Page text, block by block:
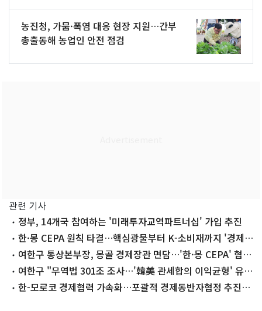
농진청, 가뭄·폭염 대응 현장 지원…간부
총출동해 농업인 안전 점검
관련 기사
정부, 14개국 참여하는 '미래투자교역파트너십' 가입 추진
한·몽 CEPA 원칙 타결…핵심광물부터 K-소비재까지 '경제
동맹' 새 장
여한구 통상본부장, 몽골 경제장관 면담…'한·몽 CEPA' 협상
속도여한구 "무역법 301조 조사…'韓美 관세합의 이익균형' 유지
되게 할 것"
한-모로코 경제협력 가속화…포괄적 경제동반자협정 추진키